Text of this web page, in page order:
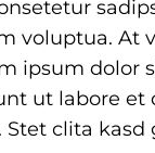
voluptua. At
ipsum dolor
ut labore et
clita